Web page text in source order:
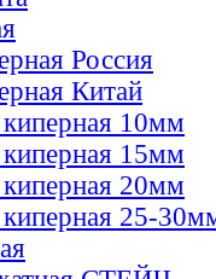
Россия
Китай
10мм
15мм
20мм
25-